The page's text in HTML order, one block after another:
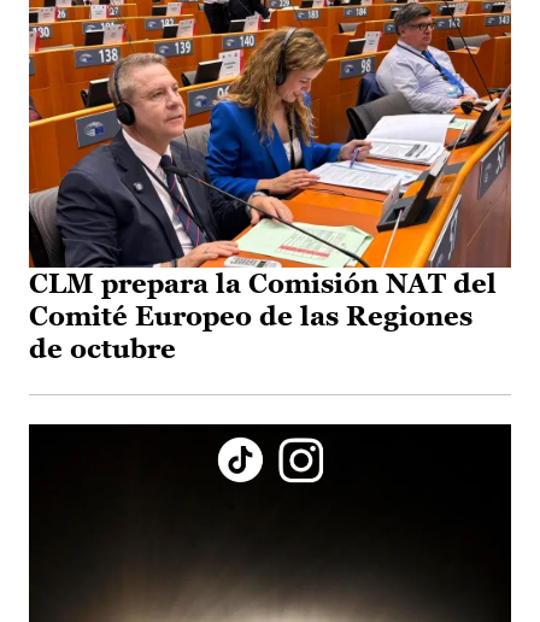
CLM prepara la Comisión NAT del
Comité Europeo de las Regiones
de octubre